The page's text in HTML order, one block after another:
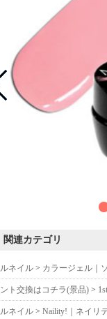
関連カテゴリ
ネイル > カラージェル｜
ト交換はコチラ(景品) >
ネイル > Naility!｜ネイリ